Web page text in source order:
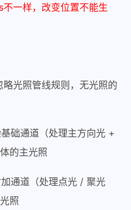
一样，改变位置不能生
光照管线规则，无光照的
础通道（处理主方向光 +
的主光照
通道（处理点光 / 聚光
照